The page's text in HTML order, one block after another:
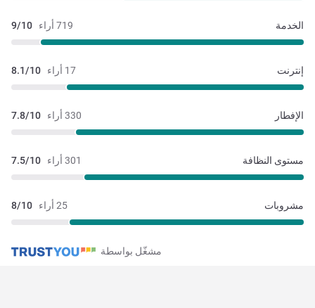
719 أراء 9/10 الخدمة
17 أراء 8.1/10 إنترنت
330 أراء 7.8/10 الإفطار
301 أراء 7.5/10 مستوى النظافة
25 أراء 8/10 مشروبات
مشغّل بواسطة